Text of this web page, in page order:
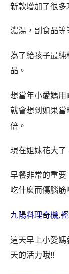
新款增加了很多
濃湯，副食品等
為了給孩子最
品。
想當年小愛媽用
就會想到如果當
倍。
現在姐妹花大了
早餐非常的重
吃什麼而傷腦筋
九陽料理奇機,
這天早上小愛
天的活力哦!!